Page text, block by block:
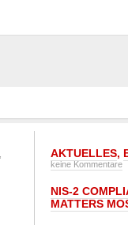
AKTUELLES,
keine Kommentare
NIS-2
MATTERS